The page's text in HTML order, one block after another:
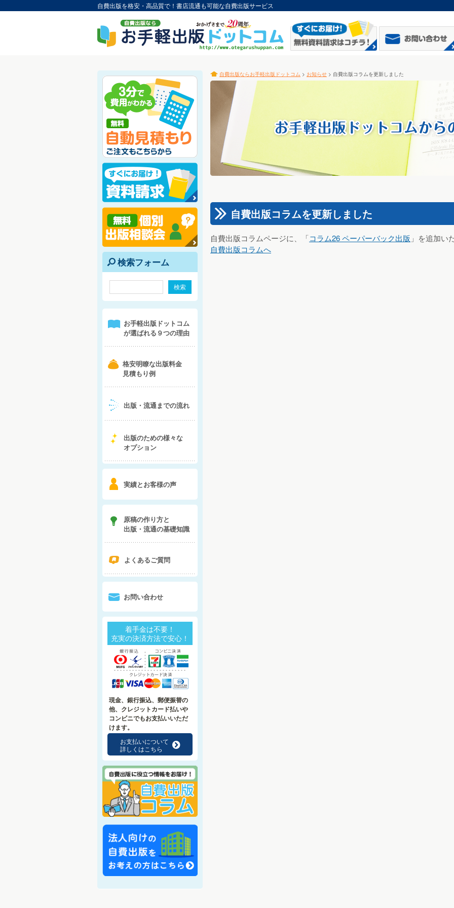
自費出版を格安・高品質で！書店流通も可能な自費出版サービス
3 自費出版ならお手軽出版ドットコム > お知らせ > 自費出版コラムを更新しました
> 自費出版コラムを更新しました
自費出版コラムページに、「コラム26 ペーパーバック出版 」を追加い
自費出版コラムへ
e 検索フォーム
1 お手軽出版ドットコム
が選ばれる９つの理由
b 格安明瞭な出版料金
見積もり例
4 出版・流通までの流れ
5
出版のための様々な
オプション
6 実績とお客様の声
7
原稿の作り方と
出版・流通の基礎知識
q よくあるご質問
0 お問い合わせ
着手金は不要！
充実の決済方法で安心！
現金、銀行振込、郵便振替の
他、クレジットカード払いや
コンビニでもお支払いいただ
けます。
お支払いについて
詳しくはこちら
f